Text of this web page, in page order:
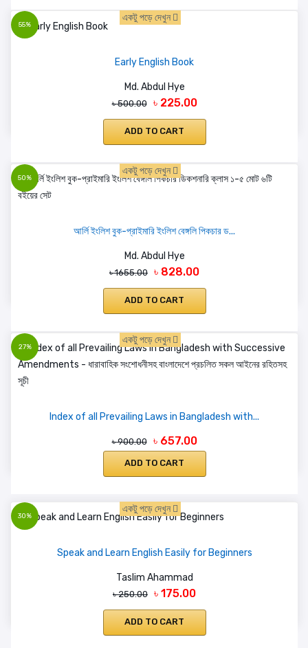
55%
একটু পড়ে দেখুন
Early English Book
Md. Abdul Hye
৳ 500.00 ৳ 225.00
ADD TO CART
50%
একটু পড়ে দেখুন
আর্লি ইংলিশ বুক-প্রাইমারি ইংলিশ বেঙ্গলি পিকচার ড...
Md. Abdul Hye
৳ 1655.00 ৳ 828.00
ADD TO CART
27%
একটু পড়ে দেখুন
Index of all Prevailing Laws in Bangladesh with...
৳ 900.00 ৳ 657.00
ADD TO CART
30%
একটু পড়ে দেখুন
Speak and Learn English Easily for Beginners
Taslim Ahammad
৳ 250.00 ৳ 175.00
ADD TO CART